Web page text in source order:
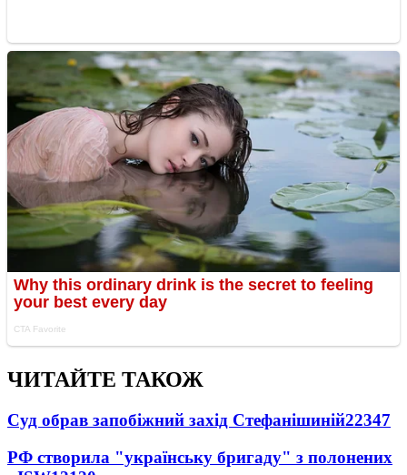
ЧИТАЙТЕ ТАКОЖ
Суд обрав запобіжний захід Стефанішиній22347
РФ створила "українську бригаду" з полонених